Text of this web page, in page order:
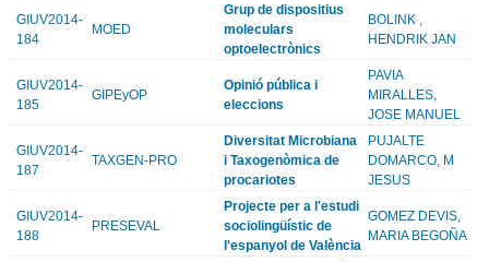
GIUV2014-
184
MOED
Grup de dispositius
moleculars
optoelectrònics
BOLINK ,
HENDRIK JAN
GIUV2014-
185
GIPEyOP
Opinió pública i
eleccions
PAVIA
MIRALLES,
JOSE MANUEL
GIUV2014-
187
TAXGEN-PRO
Diversitat Microbiana
i Taxogenòmica de
procariotes
PUJALTE
DOMARCO, M
JESUS
GIUV2014-
188
PRESEVAL
Projecte per a l'estudi
sociolingüístic de
l'espanyol de València
GOMEZ DEVIS,
MARIA BEGOÑA